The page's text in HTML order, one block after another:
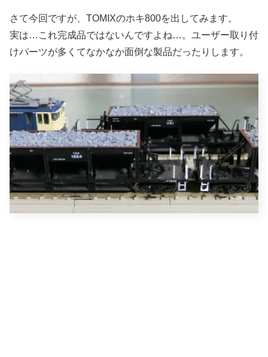
さて今回ですが、TOMIXのホキ800を出してみます。
実は…これ完成品ではないんですよね…。ユーザー取り付
けパーツが多くてなかなか面倒な製品だったりします。